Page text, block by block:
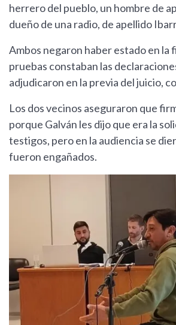
herrero del pueblo, un hombre de
dueño de una radio, de apellido
Ambos negaron haber estado en la
pruebas constaban las
adjudicaron en la previa del juicio,
Los dos vecinos aseguraron que
porque Galván les dijo que era la
testigos, pero en la audiencia se
fueron engañados.